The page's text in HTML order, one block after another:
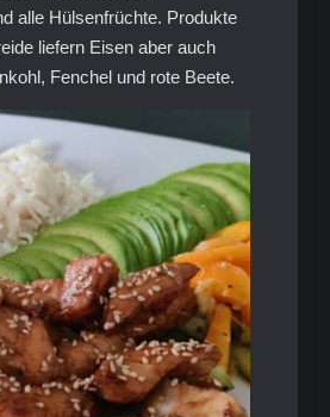
alle Hülsenfrüchte. Produkte
liefern Eisen aber auch
Fenchel und rote Beete.